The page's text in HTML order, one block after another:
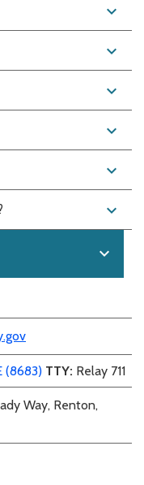
expand_more
expand_more
expand_more
expand_more
expand_more
expand_more
expand_more
(8683) TTY: Relay 711
Way, Renton,